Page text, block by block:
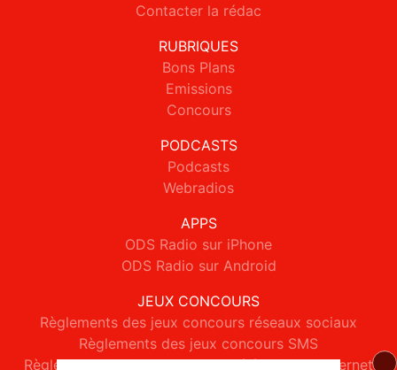
Contacter la rédac
RUBRIQUES
Bons Plans
Emissions
Concours
PODCASTS
Podcasts
Webradios
APPS
ODS Radio sur iPhone
ODS Radio sur Android
JEUX CONCOURS
Règlements des jeux concours réseaux sociaux
Règlements des jeux concours SMS
Règlements des jeux concours téléphone et internet